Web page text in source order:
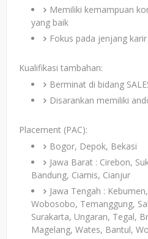
Memiliki kemampuan
yang baik
Fokus pada jenjang karir
Kualifikasi tambahan:
Berminat di bidang
Disarankan memiliki
Placement (PAC):
Bogor, Depok, Bekasi
Jawa Barat : Cirebon,
Bandung, Ciamis, Cianjur
Jawa Tengah :
Wobosobo, Temanggung,
Surakarta, Ungaran, Tegal,
Magelang, Wates, Bantul,